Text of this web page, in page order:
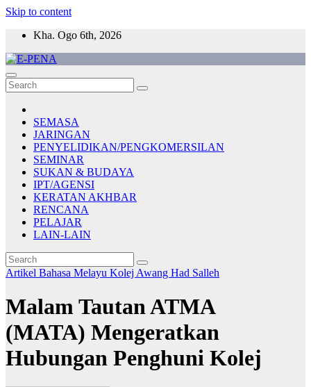
Skip to content
Kha. Ogo 6th, 2026
E-PENA
Berita Digital Terkini
SEMASA
JARINGAN
PENYELIDIKAN/PENGKOMERSILAN
SEMINAR
SUKAN & BUDAYA
IPT/AGENSI
KERATAN AKHBAR
RENCANA
PELAJAR
LAIN-LAIN
Artikel Bahasa Melayu Kolej Awang Had Salleh
Malam Tautan ATMA
(MATA) Mengeratkan
Hubungan Penghuni Kolej